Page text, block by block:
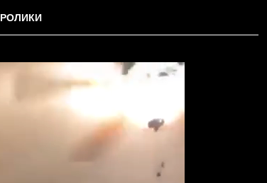
РОЛИКИ